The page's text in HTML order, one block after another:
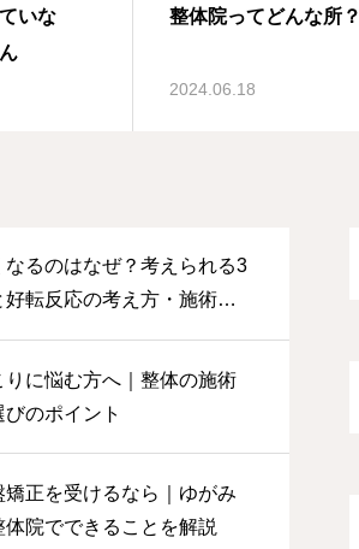
いな
整体院ってどんな所？
2024.06.18
なるのはなぜ？考えられる3
好転反応の考え方・施術後
りに悩む方へ｜整体の施術
のポイント
矯正を受けるなら｜ゆがみ
院でできることを解説